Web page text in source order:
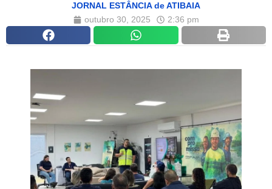
JORNAL ESTÂNCIA de ATIBAIA
outubro 30, 2025
2:36 pm